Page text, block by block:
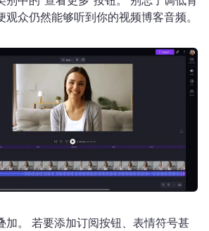
。 若要添加订阅按钮、表情符号甚